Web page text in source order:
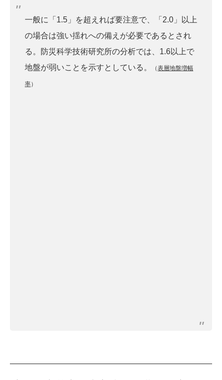
一般に「1.5」を超えれば要注意で、「2.0」以上
の場合は強い揺れへの備えが必要であるとされ
る。防災科学技術研究所の分析では、1.6以上で
地盤が弱いことを示すとしている。
（表層地盤増幅
率）